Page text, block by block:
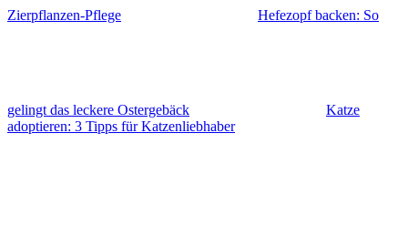
Zierpflanzen-Pflege Hefezopf backen: So
gelingt das leckere Ostergebäck
Katze
adoptieren: 3 Tipps für Katzenliebhaber